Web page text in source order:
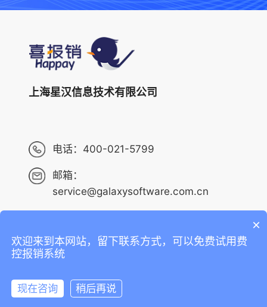
上海星汉信息技术有限公司
电话： 400-021-5799
邮箱：
service@galaxysoftware.com.cn
Copyright ©2013-2023 上海星汉信息技术有限公司 版权
沪ICP备14001765号-6
沪公网安备 31010402010073号
×
欢迎来到本网站，留下联系方式，可以免费试用费
控报销系统
现在咨询
稍后再说
在线咨询